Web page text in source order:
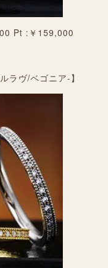
Pt :￥159,000
ラヴ/ベゴニア-】